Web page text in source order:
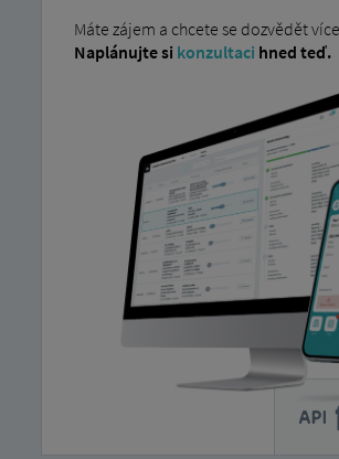
Máte zájem a chcete se dozvědět
Naplánujte si konzultaci hned teď.